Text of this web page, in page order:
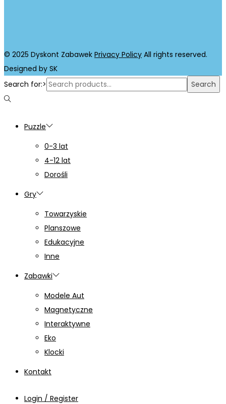
© 2025 Dyskont Zabawek Privacy Policy All rights reserved.
Designed by SK
Search for:>
Search
Puzzle
0-3 lat
4-12 lat
Dorośli
Gry
Towarzyskie
Planszowe
Edukacyjne
Inne
Zabawki
Modele Aut
Magnetyczne
Interaktywne
Eko
Klocki
Kontakt
Login / Register